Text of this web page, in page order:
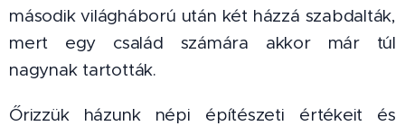
második világháború után két házzá szabdalták,
mert egy család számára akkor már túl
nagynak tartották.
Őrizzük házunk népi építészeti értékeit és